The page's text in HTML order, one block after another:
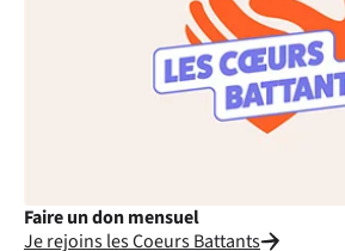
Faire un don mensuel
Je rejoins les Coeurs Battants